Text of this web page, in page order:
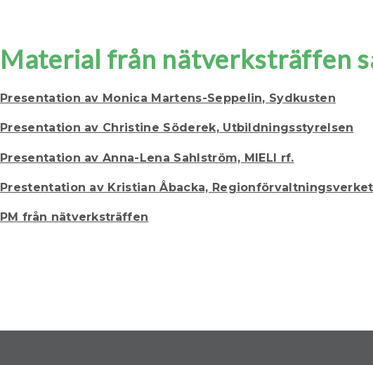
Material från nätverksträffen
Presentation av Monica Martens-Seppelin, Sydkusten
Presentation av Christine Söderek, Utbildningsstyrelsen
Presentation av Anna-Lena Sahlström, MIELI rf.
Prestentation av Kristian Åbacka,
PM från nätverksträffen